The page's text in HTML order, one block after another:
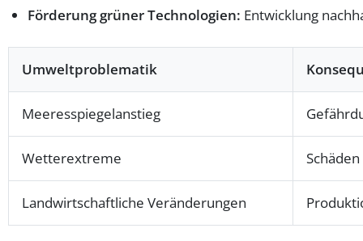
Förderung grüner Technologien: Entwicklung
Umweltproblematik
Meeresspiegelanstieg
Wetterextreme
Landwirtschaftliche Veränderungen